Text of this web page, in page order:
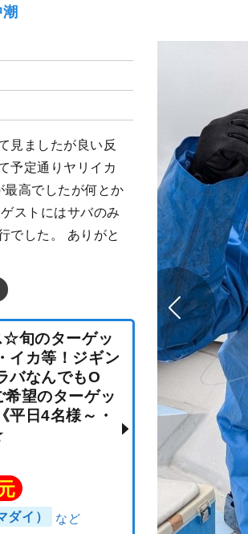
見ましたが良い反
予定通りヤリイカ
高でしたが何とか
ストにはサバのみ
でした。 ありがと
ス☆旬のターゲッ
・イカ等！ジギン